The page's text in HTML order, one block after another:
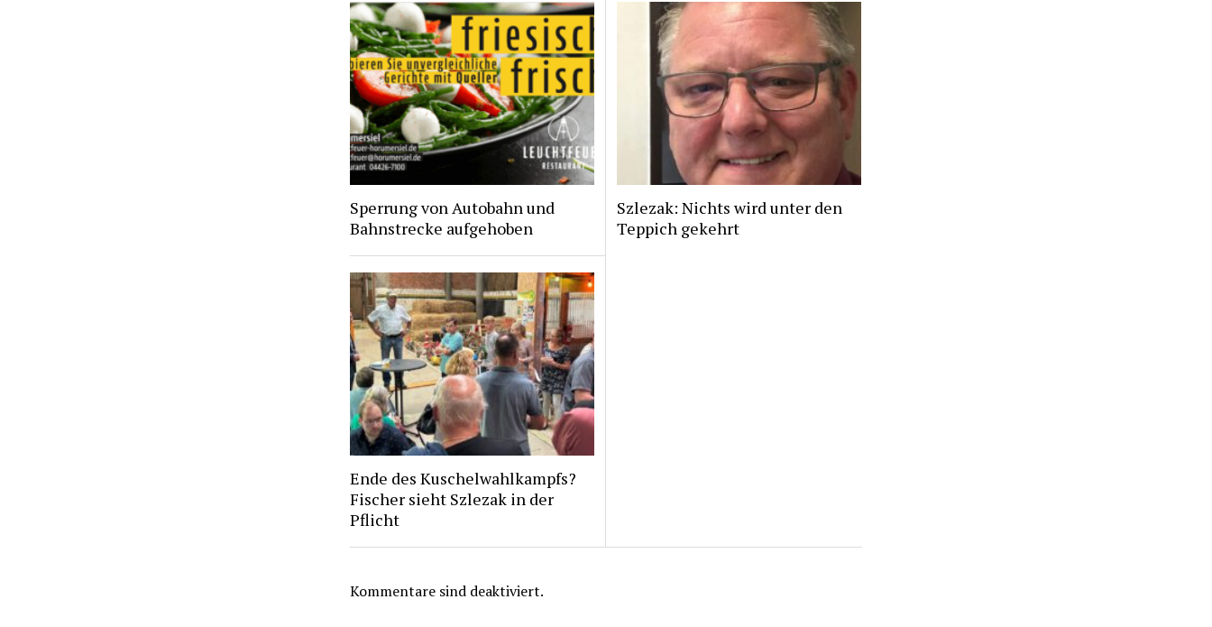
Sperrung von Autobahn und
Bahnstrecke aufgehoben
Szlezak: Nichts wird unter den
Teppich gekehrt
Ende des Kuschelwahlkampfs?
Fischer sieht Szlezak in der
Pflicht
Kommentare sind deaktiviert.